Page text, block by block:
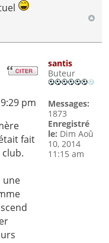
pm
fait
une
santis
Buteur
Messages:
1873
Enregistré
le: Dim Aoû
10, 2014
11:15 am